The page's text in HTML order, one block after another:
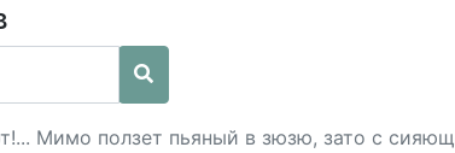
Мимо ползет пьяный в зюзю, зато с